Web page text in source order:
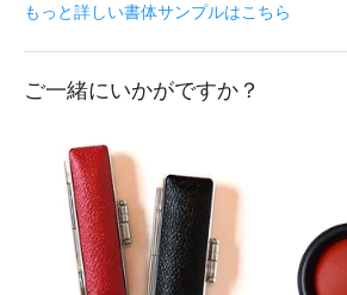
もっと詳しい書体サンプルはこちら
ご一緒にいかがですか？